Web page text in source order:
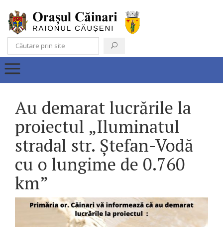
Au demarat lucrările la
proiectul „Iluminatul
stradal str. Ștefan-Vodă
cu o lungime de 0.760
km”